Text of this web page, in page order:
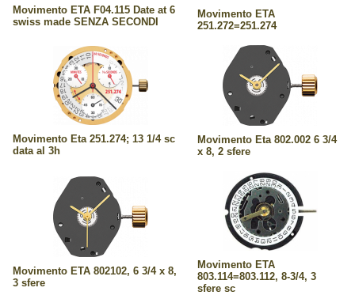
Movimento ETA F04.115 Date at 6
swiss made SENZA SECONDI
Movimento ETA
251.272=251.274
Movimento Eta 251.274; 13 1/4 sc
data al 3h
Movimento Eta 802.002 6 3/4
x 8, 2 sfere
Movimento ETA 802102, 6 3/4 x 8,
3 sfere
Movimento ETA
803.114=803.112, 8-3/4, 3
sfere sc